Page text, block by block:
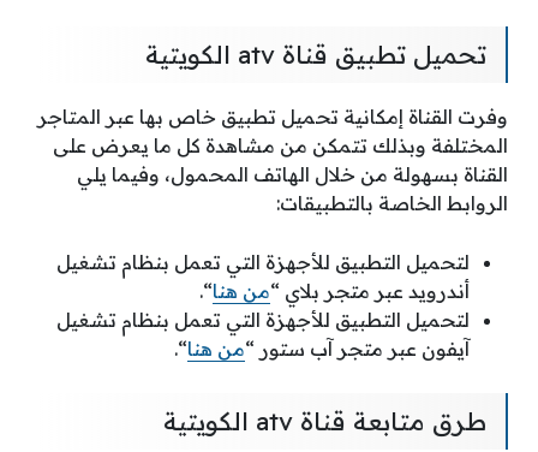
تحميل تطبيق قناة atv الكويتية
وفرت القناة إمكانية تحميل تطبيق خاص بها عبر المتاجر
المختلفة وبذلك تتمكن من مشاهدة كل ما يعرض على
القناة بسهولة من خلال الهاتف المحمول، وفيما يلي
الروابط الخاصة بالتطبيقات:
لتحميل التطبيق للأجهزة التي تعمل بنظام تشغيل
أندرويد عبر متجر بلاي “من هنا“.
لتحميل التطبيق للأجهزة التي تعمل بنظام تشغيل
آيفون عبر متجر آب ستور “من هنا“.
طرق متابعة قناة atv الكويتية